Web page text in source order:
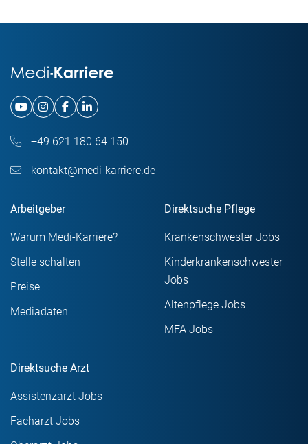
+49 621 180 64 150
kontakt@medi-karriere.de
Arbeitgeber
Warum Medi-Karriere?
Stelle schalten
Preise
Mediadaten
Direktsuche Pflege
Krankenschwester Jobs
Kinderkrankenschwester
Jobs
Altenpflege Jobs
MFA Jobs
Direktsuche Arzt
Assistenzarzt Jobs
Facharzt Jobs